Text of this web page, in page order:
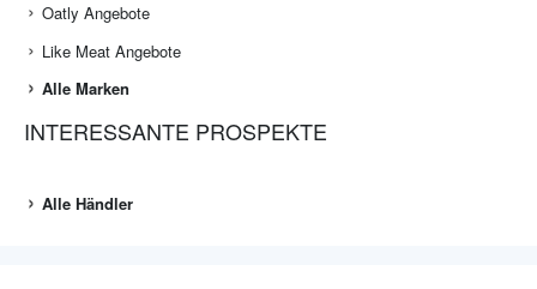
Oatly Angebote
Like Meat Angebote
Alle Marken
INTERESSANTE PROSPEKTE
Alle Händler